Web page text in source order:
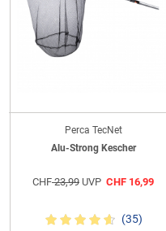
Perca TecNet
Alu-Strong Kescher
CHF23,99 UVP CHF 16,99
(35)